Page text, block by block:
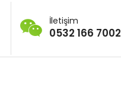
İletişim
0532 166 7002